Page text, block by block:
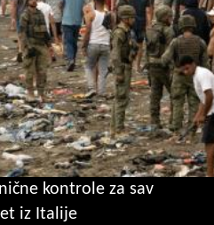
kontrole za sav
iz Italije